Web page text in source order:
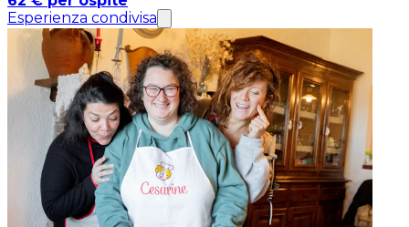
Esperienza condivisa